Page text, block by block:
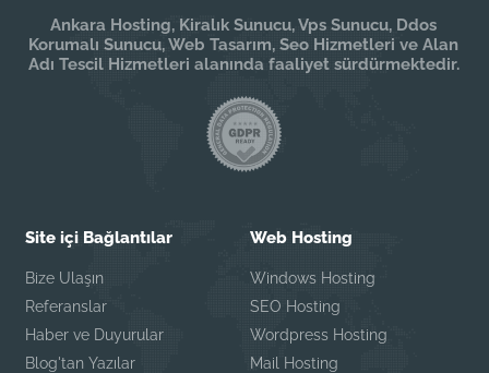
Ankara Hosting, Kiralık Sunucu, Vps Sunucu, Ddos
Korumalı Sunucu, Web Tasarım, Seo Hizmetleri ve Alan
Adı Tescil Hizmetleri alanında faaliyet sürdürmektedir.
Site içi Bağlantılar
Bize Ulaşın
Referanslar
Haber ve Duyurular
Blog'tan Yazılar
Web Hosting
Windows Hosting
SEO Hosting
Wordpress Hosting
Mail Hosting